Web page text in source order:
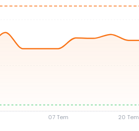
07 Tem 20 Tem